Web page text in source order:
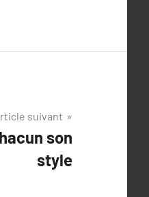
suivant
son
style